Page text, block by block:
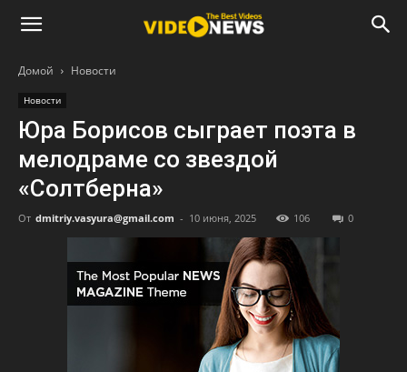
Домой Новости
Новости
Юра Борисов сыграет поэта в
мелодраме со звездой
«Солтберна»
От dmitriy.vasyura@gmail.com - 10 июня, 2025 106 0